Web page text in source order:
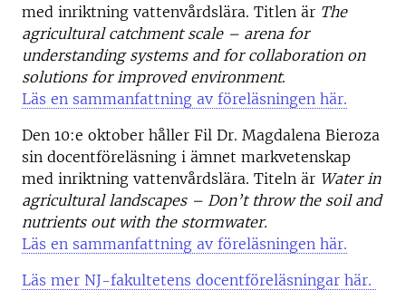
med inriktning vattenvårdslära. Titlen är The
agricultural catchment scale – arena for
understanding systems and for collaboration on
solutions for improved environment.
Läs en sammanfattning av föreläsningen här.
Den 10:e oktober håller Fil Dr. Magdalena Bieroza
sin docentföreläsning i ämnet markvetenskap
med inriktning vattenvårdslära. Titeln är Water in
agricultural landscapes – Don’t throw the soil and
nutrients out with the stormwater.
Läs en sammanfattning av föreläsningen här.
Läs mer NJ-fakultetens docentföreläsningar här.